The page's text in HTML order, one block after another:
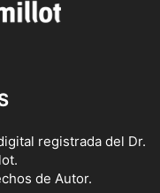
registrada del Dr.
de Autor.